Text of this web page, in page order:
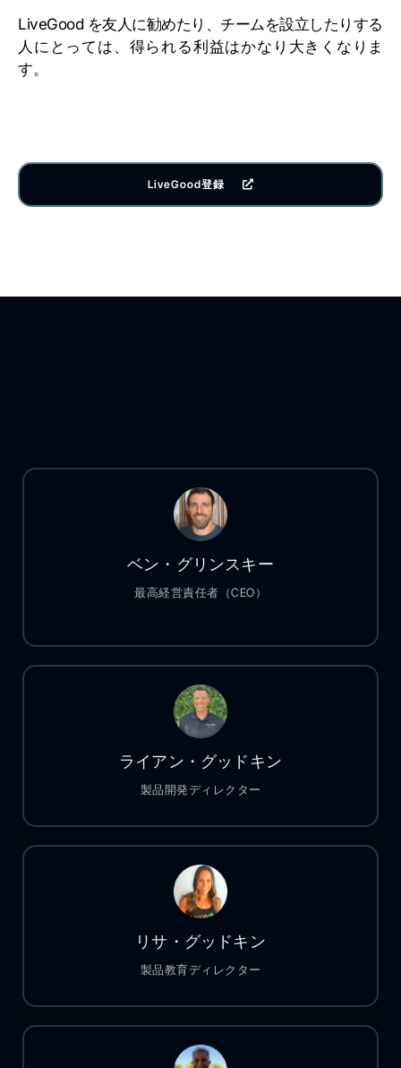
LiveGood を友人に勧めたり、チームを設立したりする
人にとっては、得られる利益はかなり大きくなりま
す。
LiveGood登録
ベン・グリンスキー
最高経営責任者（CEO）
ライアン・グッドキン
製品開発ディレクター
リサ・グッドキン
製品教育ディレクター